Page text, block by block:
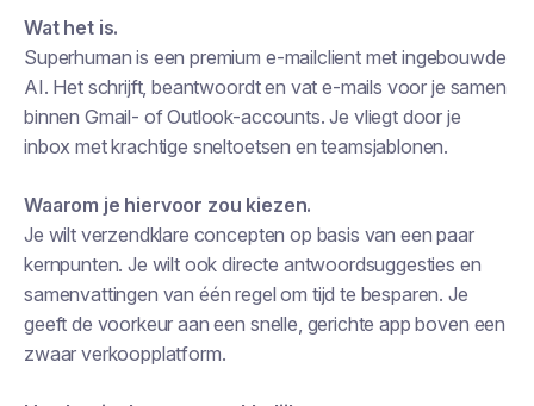
Wat het is.
Superhuman is een premium e-mailclient met ingebouwde
AI. Het schrijft, beantwoordt en vat e-mails voor je samen
binnen Gmail- of Outlook-accounts. Je vliegt door je
inbox met krachtige sneltoetsen en teamsjablonen.
Waarom je hiervoor zou kiezen.
Je wilt verzendklare concepten op basis van een paar
kernpunten. Je wilt ook directe antwoordsuggesties en
samenvattingen van één regel om tijd te besparen. Je
geeft de voorkeur aan een snelle, gerichte app boven een
zwaar verkoopplatform.